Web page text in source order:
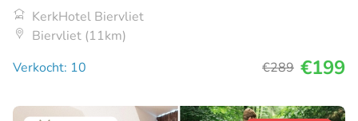
KerkHotel Biervliet
Biervliet (11km)
Verkocht: 10
€289 €199